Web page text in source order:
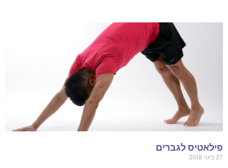
לגברים